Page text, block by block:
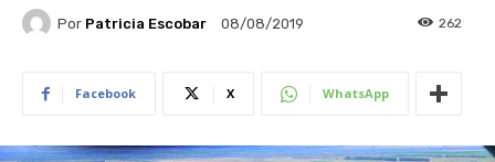
Por Patricia Escobar 08/08/2019 262
Facebook X WhatsApp